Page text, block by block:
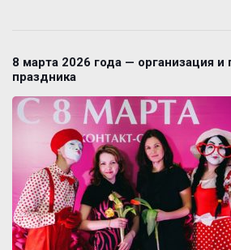
8 марта 2026 года — организация и
праздника